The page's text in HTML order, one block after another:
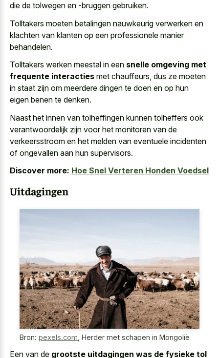
die de tolwegen en -bruggen gebruiken.
Tolltakers moeten betalingen nauwkeurig verwerken en
klachten van klanten op een professionele manier
behandelen.
Tolltakers werken meestal in een snelle omgeving met
frequente interacties met chauffeurs, dus ze moeten
in staat zijn om meerdere dingen te doen en op hun
eigen benen te denken.
Naast het innen van tolheffingen kunnen tolheffers ook
verantwoordelijk zijn voor het monitoren van de
verkeersstroom en het melden van eventuele incidenten
of ongevallen aan hun supervisors.
Discover more: Hoe Snel Verteren Honden Voedsel
Uitdagingen
Bron: pexels.com Herder met schapen in Mongolië
Een van de grootste uitdagingen was de fysieke tol